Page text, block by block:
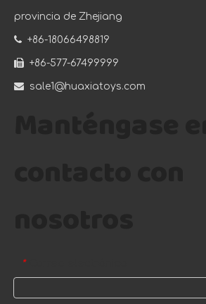
provincia de Zhejiang
 +86-18066498819
 +86-577-67499999
 sale1@huaxiatoys.com
*